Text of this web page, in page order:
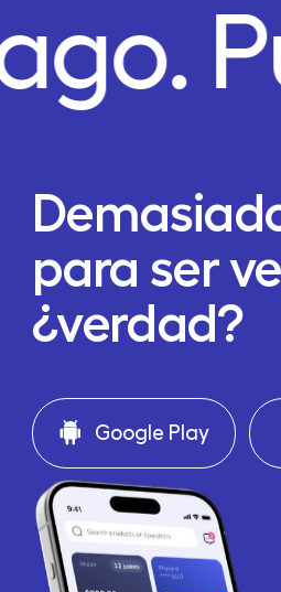
para ser
¿verdad?
Google Play